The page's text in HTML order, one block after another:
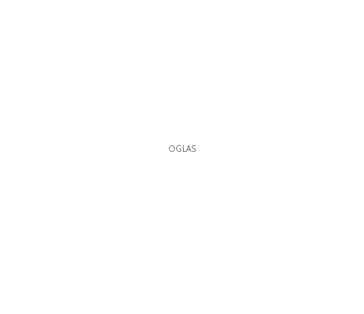
OGLAS